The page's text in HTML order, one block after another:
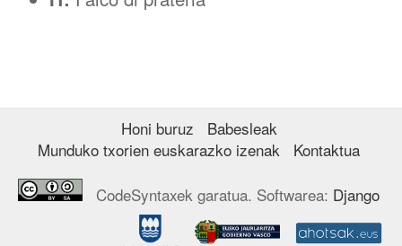
Honi buruz
Babesleak
Munduko txorien euskarazko izenak
Kontaktua
CodeSyntaxek garatua. Softwarea: Django